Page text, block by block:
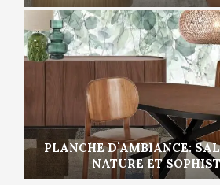
PLANCHE D’AMBIANCE:
NATURE ET